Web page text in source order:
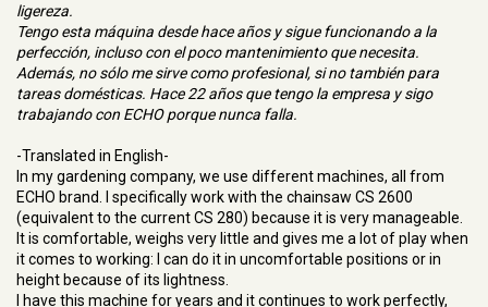
ligereza.
Tengo esta máquina desde hace años y sigue funcionando a la
perfección, incluso con el poco mantenimiento que necesita.
Además, no sólo me sirve como profesional, si no también para
tareas domésticas. Hace 22 años que tengo la empresa y sigo
trabajando con ECHO porque nunca falla.
-Translated in English-
In my gardening company, we use different machines, all from
ECHO brand. I specifically work with the chainsaw CS 2600
(equivalent to the current CS 280) because it is very manageable.
It is comfortable, weighs very little and gives me a lot of play when
it comes to working: I can do it in uncomfortable positions or in
height because of its lightness.
I have this machine for years and it continues to work perfectly,